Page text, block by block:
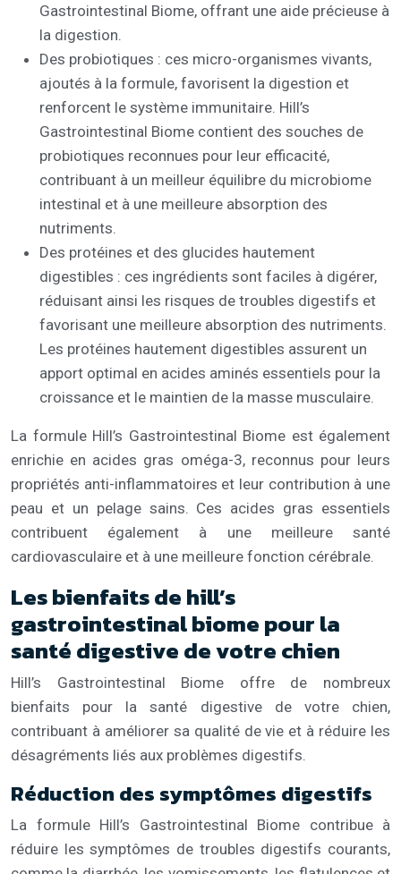
Gastrointestinal Biome, offrant une aide précieuse à
la digestion.
Des probiotiques : ces micro-organismes vivants,
ajoutés à la formule, favorisent la digestion et
renforcent le système immunitaire. Hill’s
Gastrointestinal Biome contient des souches de
probiotiques reconnues pour leur efficacité,
contribuant à un meilleur équilibre du microbiome
intestinal et à une meilleure absorption des
nutriments.
Des protéines et des glucides hautement
digestibles : ces ingrédients sont faciles à digérer,
réduisant ainsi les risques de troubles digestifs et
favorisant une meilleure absorption des nutriments.
Les protéines hautement digestibles assurent un
apport optimal en acides aminés essentiels pour la
croissance et le maintien de la masse musculaire.
La formule Hill’s Gastrointestinal Biome est également
enrichie en acides gras oméga-3, reconnus pour leurs
propriétés anti-inflammatoires et leur contribution à une
peau et un pelage sains. Ces acides gras essentiels
contribuent également à une meilleure santé
cardiovasculaire et à une meilleure fonction cérébrale.
Les bienfaits de hill’s
gastrointestinal biome pour la
santé digestive de votre chien
Hill’s Gastrointestinal Biome offre de nombreux
bienfaits pour la santé digestive de votre chien,
contribuant à améliorer sa qualité de vie et à réduire les
désagréments liés aux problèmes digestifs.
Réduction des symptômes digestifs
La formule Hill’s Gastrointestinal Biome contribue à
réduire les symptômes de troubles digestifs courants,